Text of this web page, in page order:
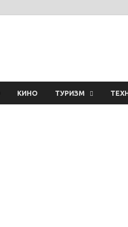
КИНО ТУРИЗМ